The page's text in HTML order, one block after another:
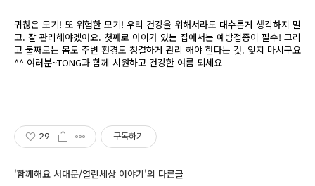
귀찮은 모기! 또 위험한 모기! 우리 건강을 위해서라도 대수롭게 생각하지 말
고. 잘 관리해야겠어요. 첫째로 아이가 있는 집에서는 예방접종이 필수! 그리
고 둘째로는 몸도 주변 환경도 청결하게 관리 해야 한다는 것. 잊지 마시구요
^^ 여러분~TONG과 함께 시원하고 건강한 여름 되세요
29 구독하기
'함께해요 서대문/열린세상 이야기'의 다른글